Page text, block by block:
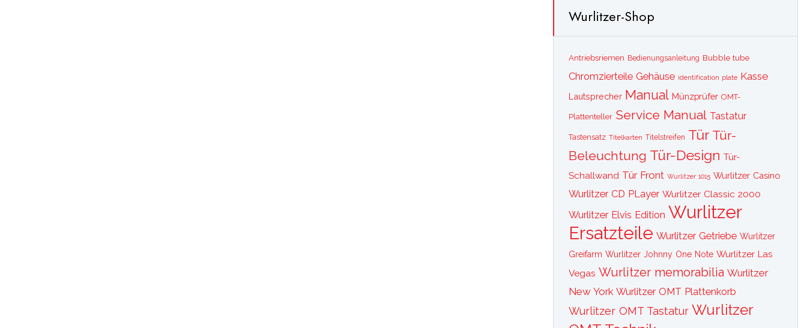
Wurlitzer-Shop
Antriebsriemen Bedienungsanleitung Bubble tube
Chromzierteile Gehäuse identification plate Kasse
Lautsprecher Manual Münzprüfer OMT-
Plattenteller Service Manual Tastatur
Tastensatz Titelkarten Titelstreifen Tür Tür-
Beleuchtung Tür-Design Tür-
Schallwand Tür Front Wurlitzer 1015 Wurlitzer Casino
Wurlitzer CD PLayer Wurlitzer Classic 2000
Wurlitzer Elvis Edition Wurlitzer
Ersatzteile Wurlitzer Getriebe Wurlitzer
Greifarm Wurlitzer Johnny One Note Wurlitzer Las
Vegas Wurlitzer memorabilia Wurlitzer
New York Wurlitzer OMT Plattenkorb
Wurlitzer OMT Tastatur Wurlitzer